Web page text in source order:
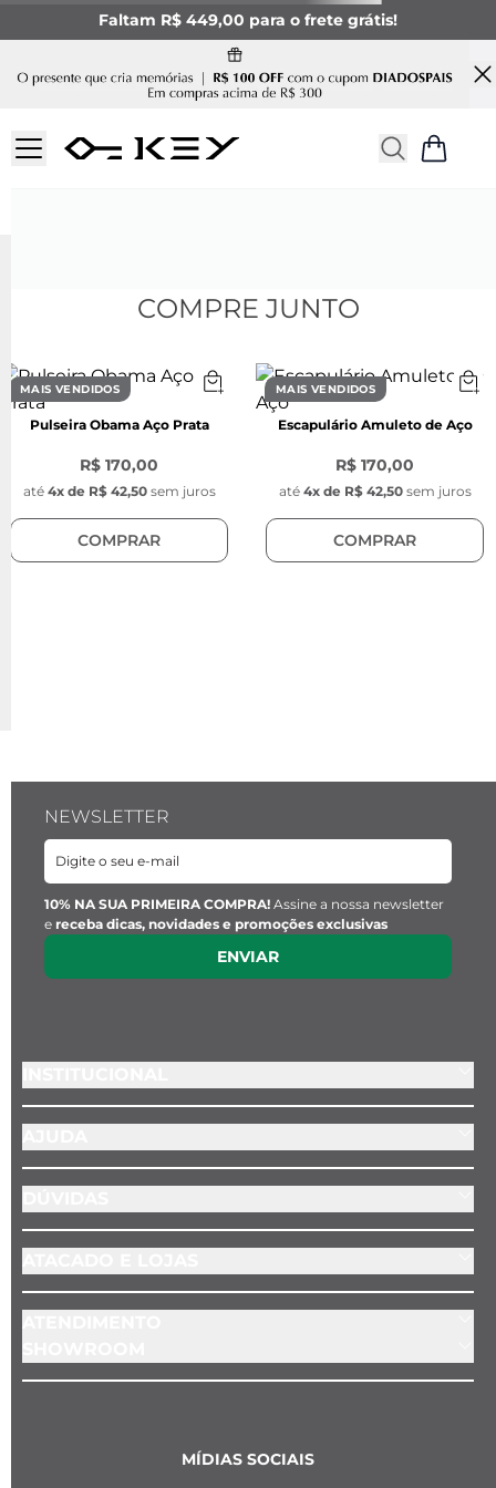
Faltam R$ 449,00 para o frete grátis!
Não se preocupe! Para melhorar os resultados você
Verificar os termos digitados.
Tentar utilizar uma única palavra.
Utilizar termos genéricos na busca.
Procurar utilizar sinônimos ao termo desejado.
NEWSLETTER
10% NA SUA PRIMEIRA COMPRA!Assine a nossa newsletter
e
ENVIAR
INSTITUCIONAL
AJUDA
DÚVIDAS
ATACADO E LOJAS
SHOWROOM